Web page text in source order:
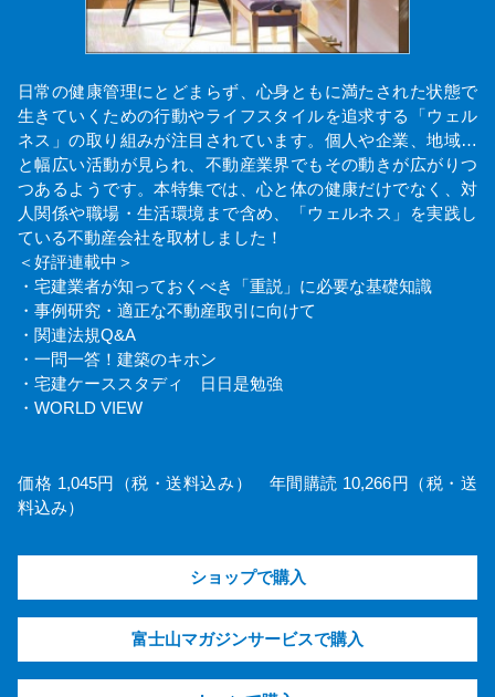
日常の健康管理にとどまらず、心身ともに満たされた状態で
生きていくための行動やライフスタイルを追求する「ウェル
ネス」の取り組みが注目されています。個人や企業、地域…
と幅広い活動が見られ、不動産業界でもその動きが広がりつ
つあるようです。本特集では、心と体の健康だけでなく、対
人関係や職場・生活環境まで含め、「ウェルネス」を実践し
ている不動産会社を取材しました！
＜好評連載中＞
・宅建業者が知っておくべき「重説」に必要な基礎知識
・事例研究・適正な不動産取引に向けて
・関連法規Q&A
・一問一答！建築のキホン
・宅建ケーススタディ 日日是勉強
・WORLD VIEW
価格 1,045円（税・送料込み） 年間購読 10,266円（税・送
料込み）
ショップで購入
富士山マガジンサービスで購入